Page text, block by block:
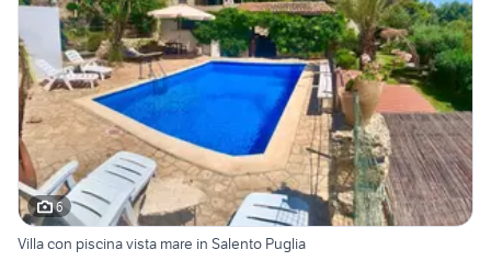
6
Villa con piscina vista mare in Salento Puglia